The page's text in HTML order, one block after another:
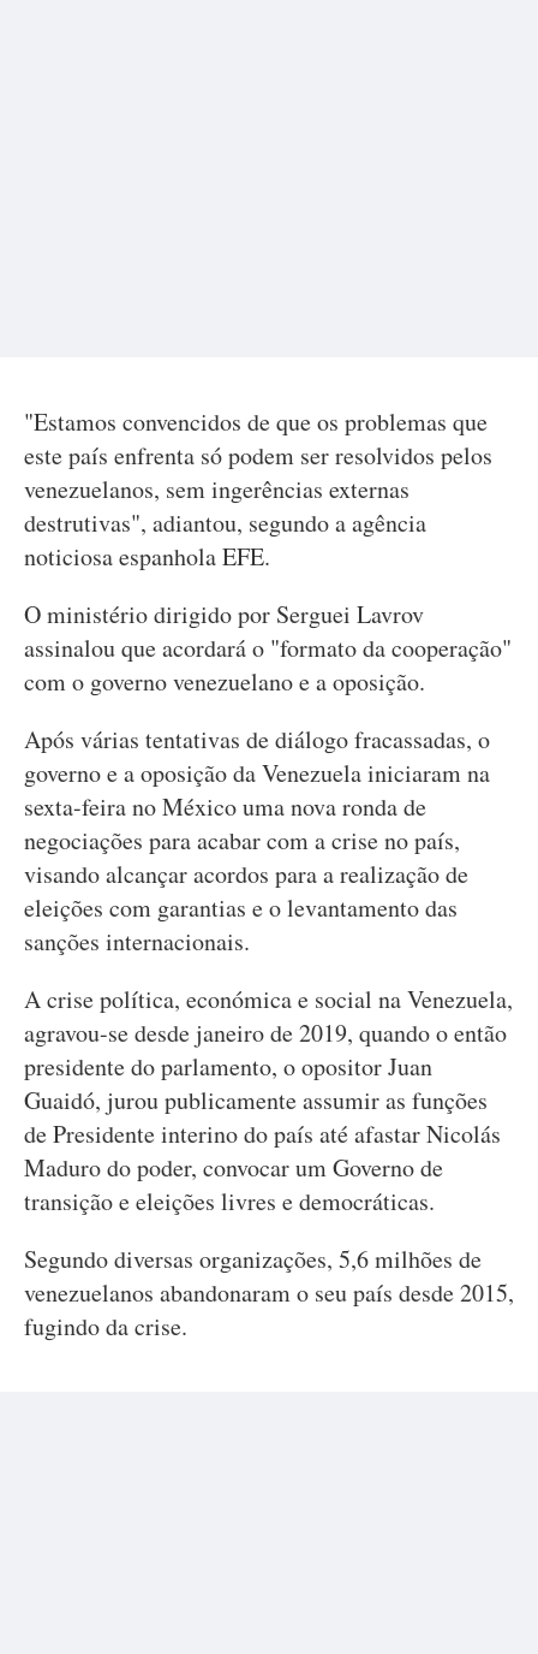
"Estamos convencidos de que os problemas que
este país enfrenta só podem ser resolvidos pelos
venezuelanos, sem ingerências externas
destrutivas", adiantou, segundo a agência
noticiosa espanhola EFE.
O ministério dirigido por Serguei Lavrov
assinalou que acordará o "formato da cooperação"
com o governo venezuelano e a oposição.
Após várias tentativas de diálogo fracassadas, o
governo e a oposição da Venezuela iniciaram na
sexta-feira no México uma nova ronda de
negociações para acabar com a crise no país,
visando alcançar acordos para a realização de
eleições com garantias e o levantamento das
sanções internacionais.
A crise política, económica e social na Venezuela,
agravou-se desde janeiro de 2019, quando o então
presidente do parlamento, o opositor Juan
Guaidó, jurou publicamente assumir as funções
de Presidente interino do país até afastar Nicolás
Maduro do poder, convocar um Governo de
transição e eleições livres e democráticas.
Segundo diversas organizações, 5,6 milhões de
venezuelanos abandonaram o seu país desde 2015,
fugindo da crise.